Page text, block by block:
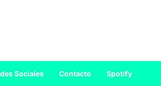
Sociales Contacto Spotify